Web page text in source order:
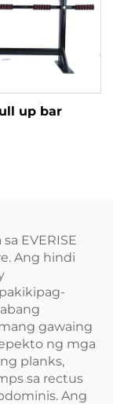
up bar
EVERISE
Ang hindi
gawaing
ng mga
planks,
sa rectus
Ang